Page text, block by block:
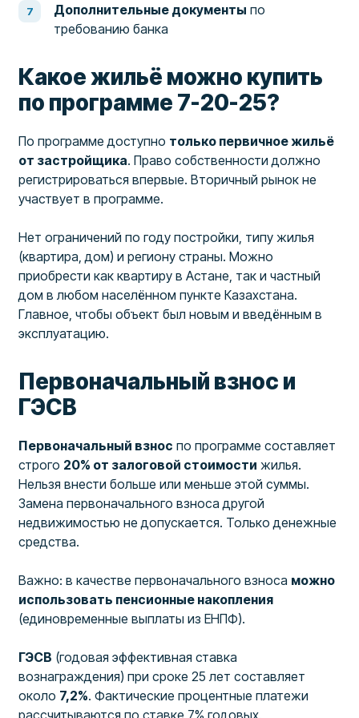
Дополнительные документы по
требованию банка
Какое жильё можно купить
по программе 7-20-25?
По программе доступно только первичное жильё
от застройщика. Право собственности должно
регистрироваться впервые. Вторичный рынок не
участвует в программе.
Нет ограничений по году постройки, типу жилья
(квартира, дом) и региону страны. Можно
приобрести как квартиру в Астане, так и частный
дом в любом населённом пункте Казахстана.
Главное, чтобы объект был новым и введённым в
эксплуатацию.
Первоначальный взнос и
ГЭСВ
Первоначальный взнос по программе составляет
строго 20% от залоговой стоимости жилья.
Нельзя внести больше или меньше этой суммы.
Замена первоначального взноса другой
недвижимостью не допускается. Только денежные
средства.
Важно: в качестве первоначального взноса можно
использовать пенсионные накопления
(единовременные выплаты из ЕНПФ).
ГЭСВ (годовая эффективная ставка
вознаграждения) при сроке 25 лет составляет
около 7,2%. Фактические процентные платежи
рассчитываются по ставке 7% годовых.